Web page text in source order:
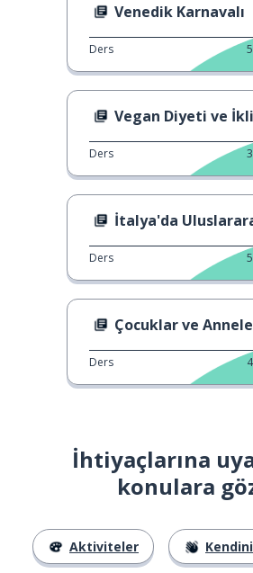
Venedik Karnavalı
Ders
Vegan Diyeti ve İklim
Ders
İtalya'da Uluslararası
Ders
Çocuklar ve
Ders
İhtiyaçlarına
konulara
Aktiviteler Kendini Tanıtma